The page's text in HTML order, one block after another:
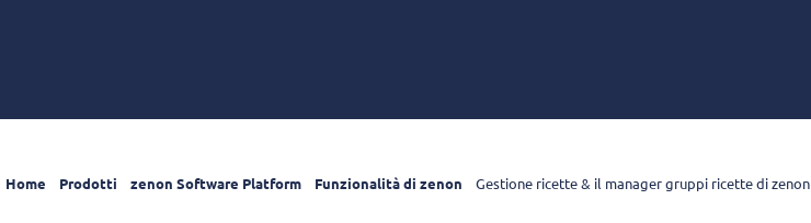
Home Prodotti zenon Software Platform Funzionalità di zenon Gestione ricette & il manager gruppi ricette di zenon